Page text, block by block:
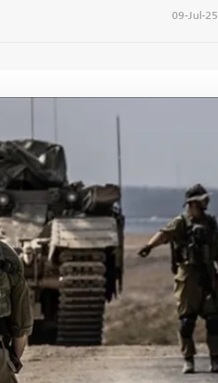
09-Jul-25